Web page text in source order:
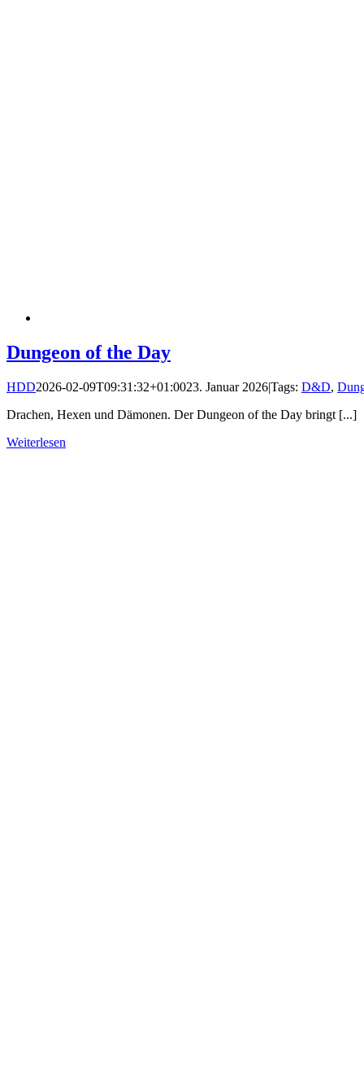
Dungeon of the Day
HDD2026-02-09T09:31:32+01:0023. Januar 2026|Tags: D&D,
Drachen, Hexen und Dämonen. Der Dungeon of the Day bringt [...]
Weiterlesen